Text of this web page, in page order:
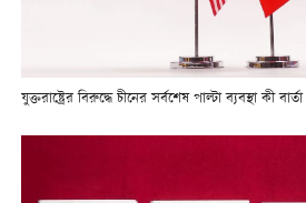
যুক্তরাষ্ট্রের বিরুদ্ধে চীনের সর্বশেষ পাল্টা ব্যবস্থা কী